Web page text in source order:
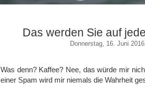
Das werden Sie auf
Donnerstag, 16. Juni
Was denn? Kaffee? Nee, das würde mir
einer Spam wird mir niemals die Wahrheit